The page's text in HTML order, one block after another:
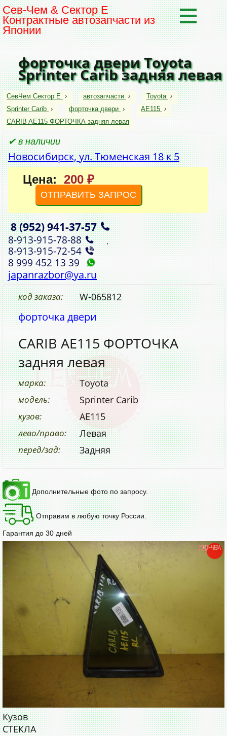
Сев-Чем & Сектор Е
Контрактные автозапчасти из
Японии
форточка двери Toyota
Sprinter Carib задняя левая
СевЧем Сектор Е › автозапчасти › Toyota ›
Sprinter Carib › форточка двери › AE115 ›
CARIB AE115 ФОРТОЧКА задняя левая
✔ в наличии
Новосибирск, ул. Тюменская 18 к 5
Цена: 200 ₽
ОТПРАВИТЬ ЗАПРОС
8 (952)941‑37‑57 ,
8‑913‑915‑78‑88 ,
8‑913‑915‑72‑54
8 999 452 13 39
japanrazbor@ya.ru
код заказа: W-065812
форточка двери
CARIB AE115 ФОРТОЧКА
задняя левая
марка: Toyota
модель: Sprinter Carib
кузов: AE115
лево/право: Левая
перед/зад: Задняя
Дополнительные фото по запросу.
Отправим в любую точку России.
Гарантия до 30 дней
Кузов
СТЕКЛА